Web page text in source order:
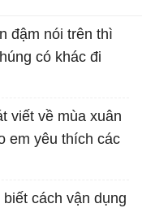
đậm nói trên thì
có khác đi
viết về mùa xuân
em yêu thích các
cách vận dụng